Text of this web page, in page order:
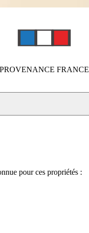
PROVENANCE FRANCE
pour ces propriétés :